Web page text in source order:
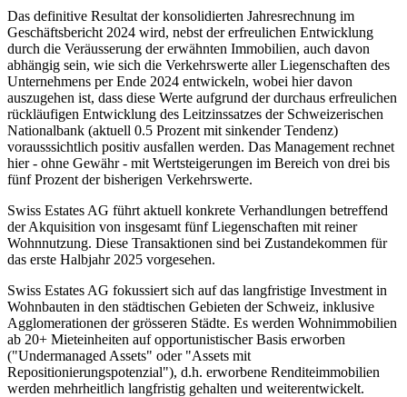
Das definitive Resultat der konsolidierten Jahresrechnung im
Geschäftsbericht 2024 wird, nebst der erfreulichen Entwicklung
durch die Veräusserung der erwähnten Immobilien, auch davon
abhängig sein, wie sich die Verkehrswerte aller Liegenschaften des
Unternehmens per Ende 2024 entwickeln, wobei hier davon
auszugehen ist, dass diese Werte aufgrund der durchaus erfreulichen
rückläufigen Entwicklung des Leitzinssatzes der Schweizerischen
Nationalbank (aktuell 0.5 Prozent mit sinkender Tendenz)
vorausssichtlich positiv ausfallen werden. Das Management rechnet
hier - ohne Gewähr - mit Wertsteigerungen im Bereich von drei bis
fünf Prozent der bisherigen Verkehrswerte.
Swiss Estates AG führt aktuell konkrete Verhandlungen betreffend
der Akquisition von insgesamt fünf Liegenschaften mit reiner
Wohnnutzung. Diese Transaktionen sind bei Zustandekommen für
das erste Halbjahr 2025 vorgesehen.
Swiss Estates AG fokussiert sich auf das langfristige Investment in
Wohnbauten in den städtischen Gebieten der Schweiz, inklusive
Agglomerationen der grösseren Städte. Es werden Wohnimmobilien
ab 20+ Mieteinheiten auf opportunistischer Basis erworben
("Undermanaged Assets" oder "Assets mit
Repositionierungspotenzial"), d.h. erworbene Renditeimmobilien
werden mehrheitlich langfristig gehalten und weiterentwickelt.